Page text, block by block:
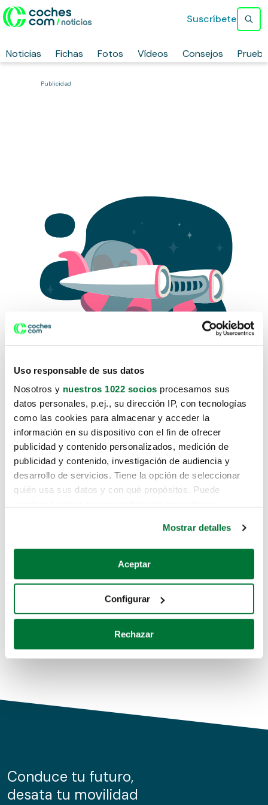
Uso responsable de sus datos
Nosotros y nuestros 1022 socios procesamos sus
datos personales, p.ej., su dirección IP, con tecnologías
como las cookies para almacenar y acceder la
información en su dispositivo con el fin de ofrecer
publicidad y contenido personalizados, medición de
publicidad y contenido, investigación de audiencia y
desarrollo de servicios. Tiene la opción de seleccionar
quién usa sus datos y con qué propósitos. Puede
Si lo permite, también quisiéramos:
Recopilar información sobre su ubicación geográfica
Identificar su dispositivo analizándolo activamente
para buscar características específicas (huellas
Obtenga más información sobre cómo se procesan sus
de cookies.
información sobre el uso que haga del sitio web con
nuestros partners de redes sociales, publicidad y análisis
Mostrar detalles
Aceptar
Configurar
Rechazar
Noticias Fichas Fotos Vídeos Consejos
Suscríbete
Publicidad
Lo sentimos, no sabemos como
te hemos traido hasta aquí.
Pero puedes encontrar el coche que estás
buscando en alguno de estos enlaces:
Coches de segunda mano
Coches de km0
Conduce tu futuro,
desata tu movilidad